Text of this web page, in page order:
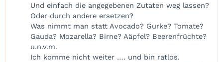
Und einfach die angegebenen Zutaten weg lassen?
Oder durch andere ersetzen?
Was nimmt man statt Avocado? Gurke? Tomate?
Gauda? Mozarella? Birne? Aäpfel? Beerenfrüchte?
u.n.v.m.
Ich komme nicht weiter …. und bin ratlos.